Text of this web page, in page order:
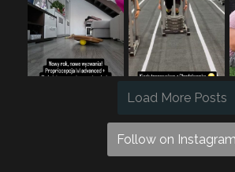
Load More Posts
Follow on Instagram